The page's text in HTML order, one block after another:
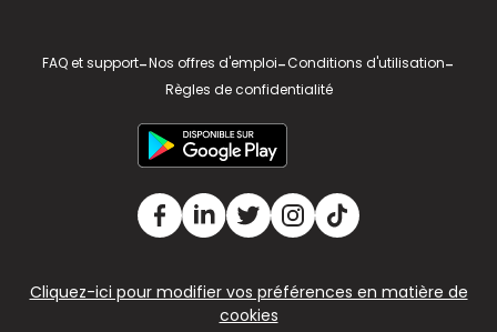
FAQ et support-Nos offres d'emploi-Conditions d'utilisation-
Règles de confidentialité
Cliquez-ici pour modifier vos préférences en matière de
cookies